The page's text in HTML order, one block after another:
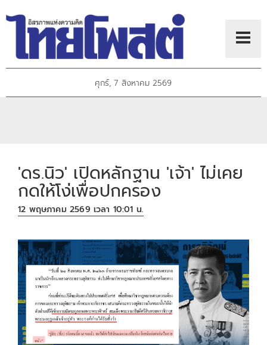
ศุกร์, 7 สิงหาคม 2569
'ดร.นิว' เปิดหลักฐาน 'เจ้า' ไม่เคย
กดให้โง่เพื่อปกครอง
12 พฤษภาคม 2569 เวลา 10:01 น.